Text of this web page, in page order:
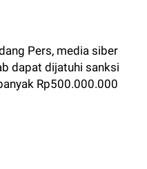
Pers, media siber
dapat dijatuhi sanksi
Rp500.000.000